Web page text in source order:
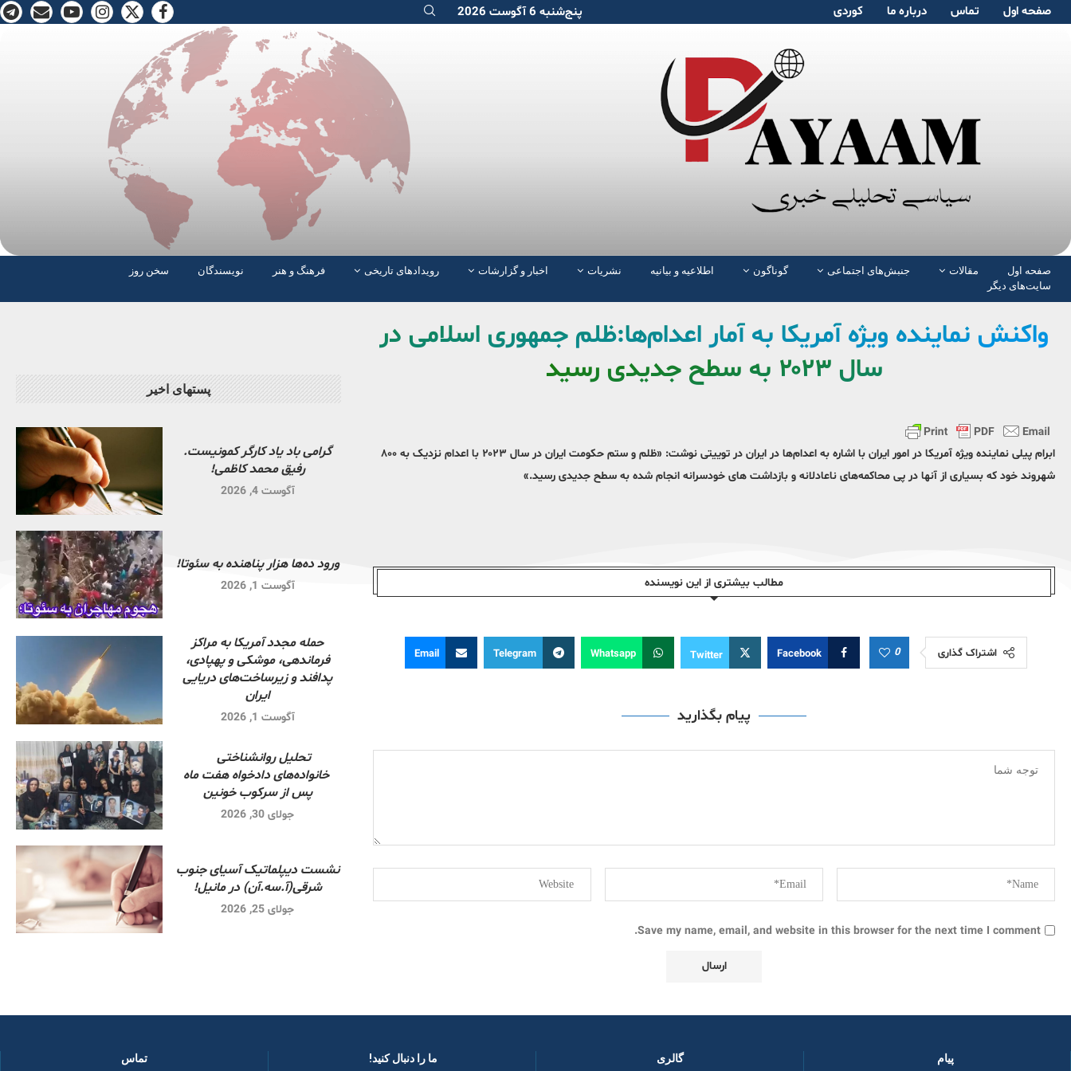
صفحە اول تماس دربارە ما کوردی پنج‌شنبه 6 آگوست 2026
صفحە اول مقالات جنبش‌های اجتماعی گوناگون اطلاعیه و بیانیه نشریات اخبار و گزارشات رویدادهای تاریخی فرهنگ و هنر نویسندگان
سخن روز
سایت‌های دیگر
واکنش نماینده ویژه آمریکا به آمار اعدام‌ها:ظلم جمهوری اسلامی در
سال ۲۰۲۳ به سطح جدیدی رسید
ابرام پیلی نماینده ویژه آمریکا در امور ایران با اشاره به اعدام‌ها در ایران در توییتی نوشت: «ظلم و ستم حکومت ایران در سال ۲۰۲۳ با اعدام نزدیک به ۸۰۰
شهروند خود که بسیاری از آنها در پی محاکمه‌های ناعادلانه و بازداشت های خودسرانه انجام شده به سطح جدیدی رسید.»
مطالب بیشتری از این نویسندە
اشتراک گذاری 0
Facebook
Twitter
Whatsapp
Telegram
Email
پیام بگذارید
Save my name, email, and website in this browser for the next time I comment.
پستهای اخیر
گرامی باد یاد کارگر کمونیست.
رفیق محمد کاظمی!
آگوست 4, 2026
ورود ده‌ها هزار پناهنده به سئوتا!
آگوست 1, 2026
حمله مجدد آمریکا به مراکز
فرماندهی، موشکی و پهپادی،
پدافند و زیرساخت‌های دریایی
ایران
آگوست 1, 2026
تحلیل روانشناختی
خانواده‌های دادخواه هفت ماه
پس از سرکوب خونین
جولای 30, 2026
نشست دیپلماتیک آسیای جنوب
شرقی‌(آ.سه.آن) در مانیل!
جولای 25, 2026
پیام گالری ما را دنبال کنید! ​ تماس